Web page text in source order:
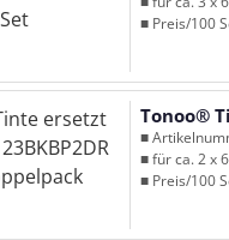
■ Preis/100
Tonoo®
■
■ für ca. 2 x
■ Preis/100